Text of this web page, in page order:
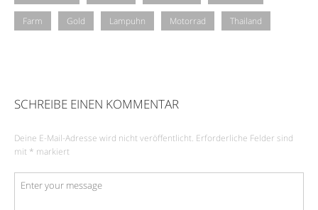
Farm Gold Lampuhn Motorrad Thailand
SCHREIBE EINEN KOMMENTAR
Deine E-Mail-Adresse wird nicht veröffentlicht. Erforderliche Felder sind
mit * markiert
Kommentar